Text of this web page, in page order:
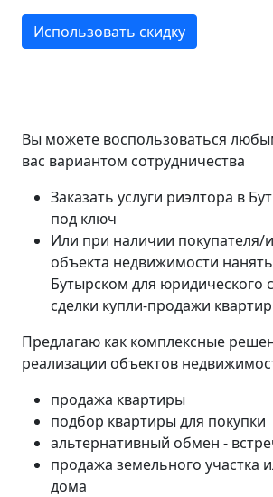
Использовать скидку
Вы можете воспользоваться
вас вариантом сотрудничества
Заказать услуги риэлтора в
под ключ
Или при наличии покупателя/
объекта недвижимости
Бутырском для юридического
сделки купли-продажи
Предлагаю как комплексные
реализации объектов
продажа квартиры
подбор квартиры для покупки
альтернативный обмен -
продажа земельного участка
дома